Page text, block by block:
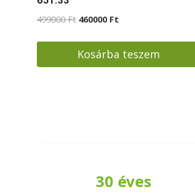
499000Ft Original
was:
499000 Ft.
460000 Ft
is:
460000 Ft.
Kosárba teszem
30 éves